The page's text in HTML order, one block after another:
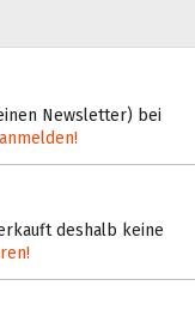
Newsletter) bei
deshalb keine